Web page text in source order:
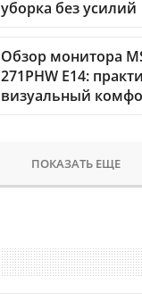
уборка без усилий
Обзор монитора
271PHW E14:
визуальный
ПОКАЗАТЬ ЕЩЕ